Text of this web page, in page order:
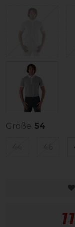
Größe: 54